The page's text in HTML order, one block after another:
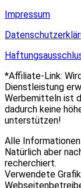
Impressum
*Affiliate-Link:
Dienstleistung
Werbemitteln ist
dadurch keine
unterstützen!
Alle
Natürlich aber
recherchiert.
Verwendete